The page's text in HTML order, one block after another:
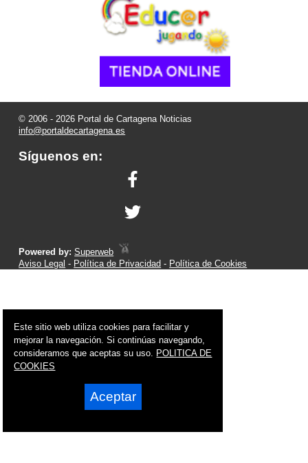
© 2006 - 2026 Portal de Cartagena Noticias
info@portaldecartagena.es
Síguenos en:
Powered by:Superweb
Aviso Legal - Política de Privacidad - Política de Cookies
Este sitio web utiliza cookies para facilitar y
mejorar la navegación. Si continúas navegando,
consideramos que aceptas su uso. POLITICA DE
COOKIES
Aceptar